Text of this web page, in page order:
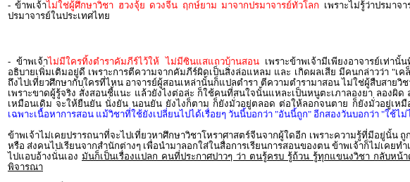
- ข้าพเจ้าไม่ใช่ผู้ศึกษาวิชา ฮวงจุ้ย ดวงจีน ฤกษ์ยาม มาจากปรมาจารย์ทั่วโลก เพราะไม่รู้ว่าปรมา
ปรมาจารย์ในประเทศไทย
- ข้าพเจ้าไม่มีใครทิ้งตำราคัมภีร์ไว้ให้ ไม่มีซินแสแถวบ้านสอน เพราะข้าพเจ้ามีเพียงอาจารย์เท่
อธิบายเพิ่มเติมอยู่ดี เพราะการตีความจากคัมภีร์ผิดเป็นสิ่งล่อแหลม และ เกิดผลเสีย มีคนกล่าวว่า
ถึงไปเที่ยวศึกษากับใครที่ไหน อาจารย์ผู้สอนเหล่านั้นก็แปลตำรา ตีความตำรามาสอน ไม่ใช่ผู้สืบสาย
เพราะขาดผู้รู้จริง สั่งสอนชี้แนะ แล้วยังไงต่อล่ะ ก็ใช้คนที่สนใจนั้นแหละเป็นหนูตะเภาลองยา ลองผิ
เหมือนเดิม จะให้ยืนยัน นั่งยัน นอนยัน ยังไงก็ตาม ก็ยังมั่วอยู่ตลอด ต่อให้ลอกจนตาย ก็ยังมั่วอยู่เหมื
เฉพาะเนื้อหาการสอน แม้วิชาที่ใช้ยังเปลี่ยนไปได้เรื่อยๆ วันนี้บอกว่า "อันนี้ถูก" อีกสองวันบอกว่า "ใช้
ข้าพเจ้าไม่เคยปรารถนาที่จะไปเที่ยวหาศึกษาวิชาโหราศาสตร์จีนจากผู้ใดอีก เพราะความรู้ที่มีอยู่นั้
หรือ ส่งคนไปเรียนจากสำนักต่างๆ เพื่อนำมาลอกใส่ในสื่อการเรียนการสอนของตน ข้าพเจ้าก็ไม่เคยท
ไปแอบอ้างนั่นเอง มันก็เป็นเรื่องแปลก คนที่ประกาศปาวๆ ว่า ตนรู้ครบ รู้ถ้วน รู้ทุกแขนงวิชา กลับห
พิจารณา